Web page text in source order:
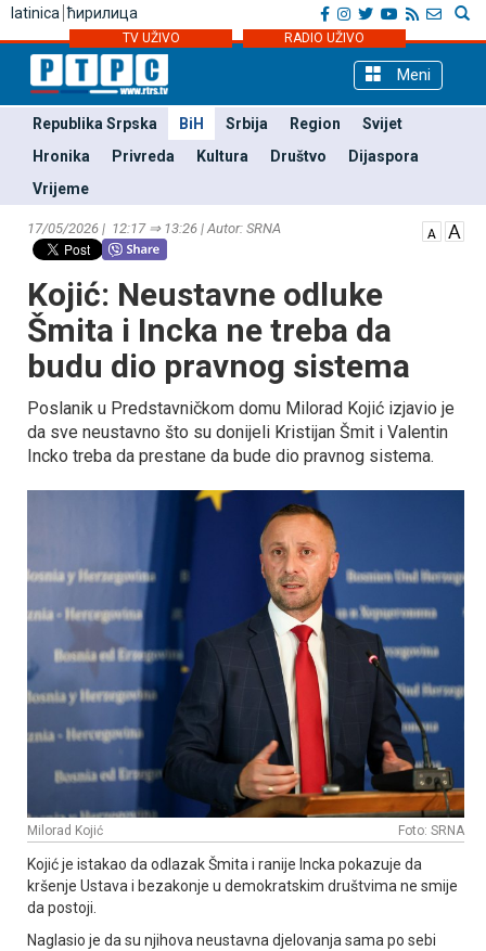
latinica ћирилица
TV UŽIVO RADIO UŽIVO
Meni
Republika Srpska BiH Srbija Region
Svijet
Hronika
Privreda Kultura Društvo
Dijaspora
Vrijeme
17/05/2026 | 12:17 ⇒ 13:26 | Autor: SRNA
Kojić: Neustavne odluke
Šmita i Incka ne treba da
budu dio pravnog sistema
Poslanik u Predstavničkom domu Milorad Kojić izjavio je
da sve neustavno što su donijeli Kristijan Šmit i Valentin
Incko treba da prestane da bude dio pravnog sistema.
Milorad Kojić Foto: SRNA
Kojić je istakao da odlazak Šmita i ranije Incka pokazuje da
kršenje Ustava i bezakonje u demokratskim društvima ne smije
da postoji.
Naglasio je da su njihova neustavna djelovanja sama po sebi